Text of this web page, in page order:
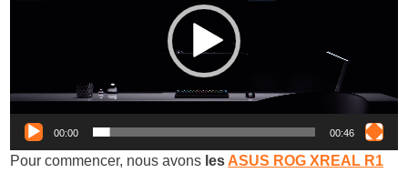
00:00 00:46
Pour commencer, nous avons les ASUS ROG XREAL R1